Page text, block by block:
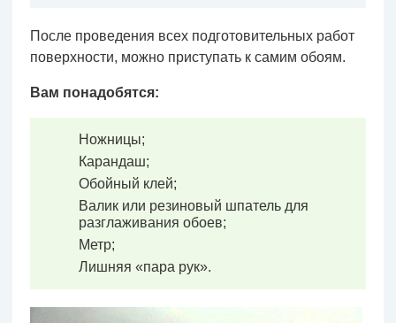
После проведения всех подготовительных работ
поверхности, можно приступать к самим обоям.
Вам понадобятся:
Ножницы;
Карандаш;
Обойный клей;
Валик или резиновый шпатель для
разглаживания обоев;
Метр;
Лишняя «пара рук».